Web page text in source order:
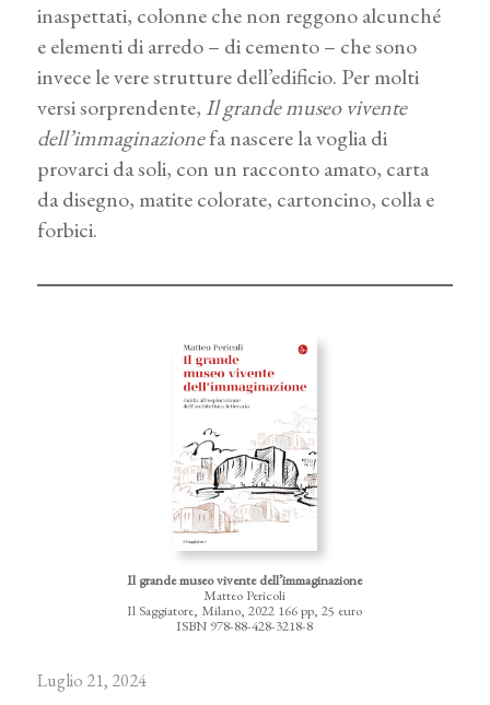
inaspettati, colonne che non reggono alcunché
e elementi di arredo – di cemento – che sono
invece le vere strutture dell’edificio. Per molti
versi sorprendente,Il grande museo vivente
dell’immaginazionefa nascere la voglia di
provarci da soli, con un racconto amato, carta
da disegno, matite colorate, cartoncino, colla e
forbici.
Il grande museo vivente dell’immaginazione
Matteo Pericoli
Il Saggiatore, Milano, 2022 166 pp, 25 euro
ISBN 978-88-428-3218-8
Luglio 21, 2024